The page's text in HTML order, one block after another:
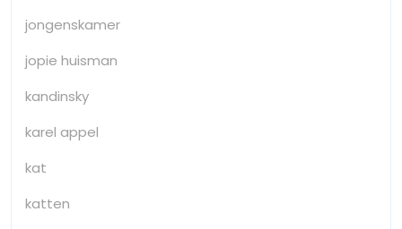
jongenskamer
jopie huisman
kandinsky
karel appel
kat
katten